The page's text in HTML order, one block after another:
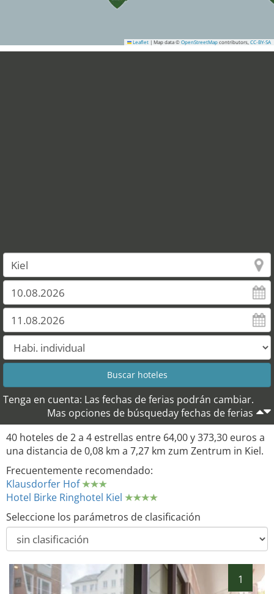
Leaflet | Map data © OpenStreetMap contributors, CC-BY-SA
Tenga en cuenta: Las fechas de ferias podrán cambiar.
Mas opciones de búsqueday fechas de ferias
40 hoteles de 2 a 4 estrellas entre 64,00 y 373,30 euros a
una distancia de 0,08 km a 7,27 km zum Zentrum in Kiel.
Frecuentemente recomendado:
Klausdorfer Hof
Hotel Birke Ringhotel Kiel
Seleccione los parámetros de clasificación
1